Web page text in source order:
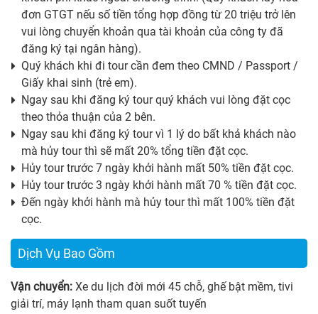
đơn GTGT nếu số tiền tổng hợp đồng từ 20 triệu trở lên
vui lòng chuyển khoản qua tài khoản của công ty đã
đăng ký tại ngân hàng).
Quý khách khi đi tour cần đem theo CMND / Passport /
Giấy khai sinh (trẻ em).
Ngay sau khi đăng ký tour quý khách vui lòng đặt cọc
theo thỏa thuận của 2 bên.
Ngay sau khi đăng ký tour vì 1 lý do bất khả khách nào
mà hủy tour thì sẽ mất 20% tổng tiền đặt cọc.
Hủy tour trước 7 ngày khởi hành mất 50% tiền đặt cọc.
Hủy tour trước 3 ngày khởi hành mất 70 % tiền đặt cọc.
Đến ngày khởi hành mà hủy tour thì mất 100% tiền đặt
cọc.
Dịch Vụ Bao Gồm
Vận chuyển: Xe du lịch đời mới 45 chỗ, ghế bật mềm, tivi
giải trí, máy lạnh tham quan suốt tuyến